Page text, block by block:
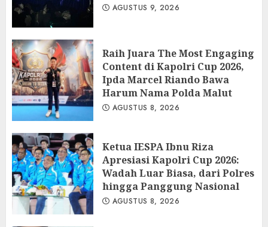
AGUSTUS 9, 2026
Raih Juara The Most Engaging
Content di Kapolri Cup 2026,
Ipda Marcel Riando Bawa
Harum Nama Polda Malut
AGUSTUS 8, 2026
Ketua IESPA Ibnu Riza
Apresiasi Kapolri Cup 2026:
Wadah Luar Biasa, dari Polres
hingga Panggung Nasional
AGUSTUS 8, 2026